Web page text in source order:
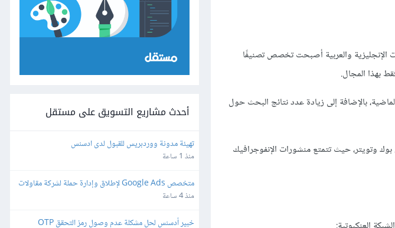
الإنجليزية والعربية أصبحت تخصص تصنيفًا
بهذا المجال.
بالإضافة إلى زيادة عدد نتائج البحث حول
وتويتر، حيث تتمتع منشورات الإنفوجرافيك
أحدث مشاريع التسويق على مستقل
تهيئة مدونة ووردبريس للقبول لدى ادسنس
منذ 1 ساعة
وتشطيبات – Lead Generation
منذ 4 ساعة
خبير أدسنس لحل مشكلة عدم وصول رمز التحقق OTP